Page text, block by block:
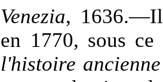
Venezia, 1636.—Il
en 1770, sous
l'histoire